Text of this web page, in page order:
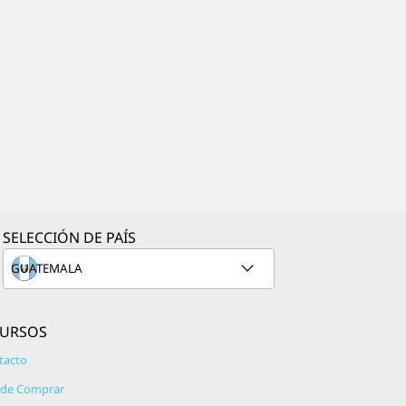
SELECCIÓN DE PAÍS
Comprar